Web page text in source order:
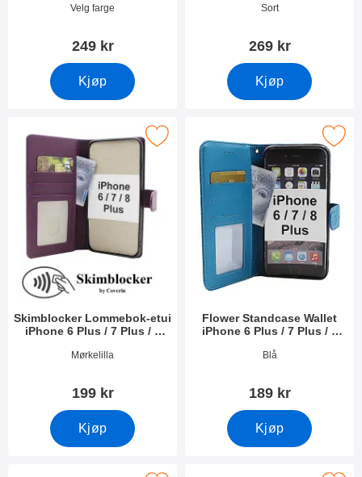
Varenummer 30415
Velg farge
249 kr
Kjøp
Varenummer 36960
Sort
269 kr
Kjøp
Skimblocker Lommebok-etui
iPhone 6 Plus / 7 Plus / 8
Varenummer 50804
Mørkelilla
199 kr
Kjøp
Lommebok-etui iPhone 6 Plus / 7 Plus / 8 Plus som
Flower Standcase Wallet
iPhone 6 Plus / 7 Plus / 8
Varenummer 42271
Blå
189 kr
Kjøp
Merk flower Standcase Wallet iPhone 6